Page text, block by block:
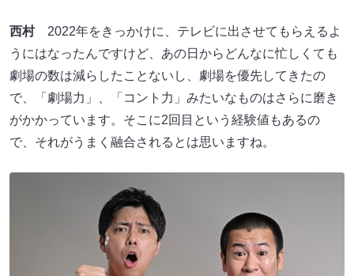
西村2022年をきっかけに、テレビに出させてもらえるよ
うにはなったんですけど、あの日からどんなに忙しくても
劇場の数は減らしたことないし、劇場を優先してきたの
で、「劇場力」、「コント力」みたいなものはさらに磨き
がかかっています。そこに2回目という経験値もあるの
で、それがうまく融合されるとは思いますね。